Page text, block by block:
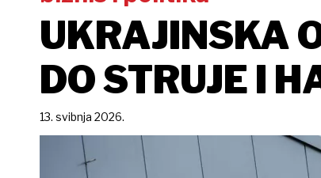
UKRAJINSKA
DO STRUJE I
13. svibnja 2026.